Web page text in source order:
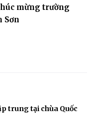
mừng trường
Sơn
trung tại chùa Quốc